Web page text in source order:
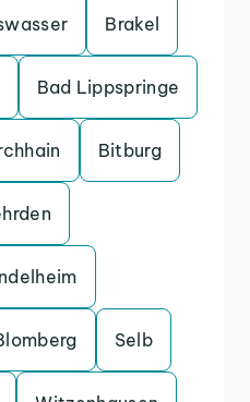
Brakel
Bad Lippspringe
Bitburg
Selb